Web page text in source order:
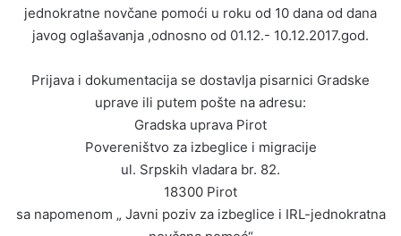
jednokratne novčane pomoći u roku od 10 dana od dana
javog oglašavanja ,odnosno od 01.12.- 10.12.2017.god.
Prijava i dokumentacija se dostavlja pisarnici Gradske
uprave ili putem pošte na adresu:
Gradska uprava Pirot
Povereništvo za izbeglice i migracije
ul. Srpskih vladara br. 82.
18300 Pirot
sa napomenom „ Javni poziv za izbeglice i IRL-jednokratna